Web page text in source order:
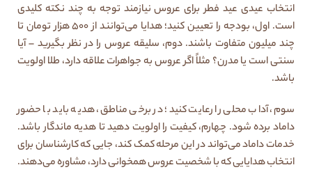
انتخاب عیدی عید فطر برای عروس نیازمند توجه به چند نکته کلیدی
است. اول، بودجه را تعیین کنید؛ هدایا می‌توانند از ۵۰۰ هزار تومان تا
چند میلیون متفاوت باشند. دوم، سلیقه عروس را در نظر بگیرید – آیا
سنتی است یا مدرن؟ مثلاً اگر عروس به جواهرات علاقه دارد، طلا اولویت
باشد.
سوم، آداب محلی را رعایت کنید؛ در برخی مناطق، هدیه باید با حضور
داماد برده شود. چهارم، کیفیت را اولویت دهید تا هدیه ماندگار باشد.
خدمات داماد می‌تواند در این مرحله کمک کند، جایی که کارشناسان برای
انتخاب هدایایی که با شخصیت عروس همخوانی دارد، مشاوره می‌دهند.